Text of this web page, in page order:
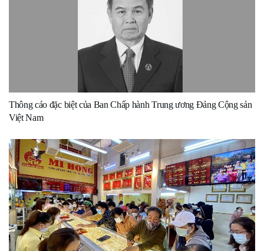
Thông cáo đặc biệt của Ban Chấp hành Trung ương Đảng Cộng sản
Việt Nam